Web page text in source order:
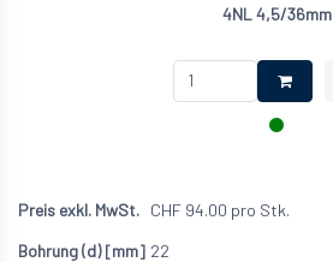
4NL 4,5/36mm
CHF 94.00 pro Stk.
22